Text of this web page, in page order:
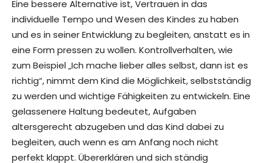
Eine bessere Alternative ist, Vertrauen in das
individuelle Tempo und Wesen des Kindes zu haben
und es in seiner Entwicklung zu begleiten, anstatt es in
eine Form pressen zu wollen. Kontrollverhalten, wie
zum Beispiel „Ich mache lieber alles selbst, dann ist es
richtig“, nimmt dem Kind die Möglichkeit, selbstständig
zu werden und wichtige Fähigkeiten zu entwickeln. Eine
gelassenere Haltung bedeutet, Aufgaben
altersgerecht abzugeben und das Kind dabei zu
begleiten, auch wenn es am Anfang noch nicht
perfekt klappt. Übererklären und sich ständig